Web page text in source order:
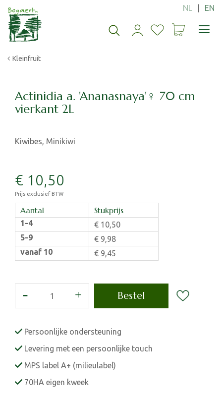
Kleinfruit
Actinidia a. 'Ananasnaya'♀ 70 cm
vierkant 2L
Kiwibes, Minikiwi
€ 10,50
Prijs exclusief BTW
Aantal Stukprijs
1-4 € 10,50
5-9
€ 9,98
vanaf 10
€ 9,45
Persoonlijke ondersteuning
Levering met een persoonlijke touch
MPS label A+ (milieulabel)
70HA eigen kweek